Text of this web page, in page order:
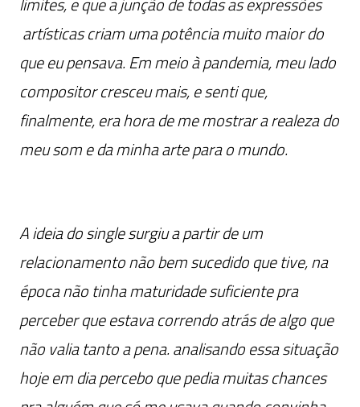
artísticas criam uma potência muito maior do
que eu pensava. Em meio à pandemia, meu lado
compositor cresceu mais, e senti que,
finalmente, era hora de me mostrar a realeza do
meu som e da minha arte para o mundo.
A ideia do single surgiu a partir de um
relacionamento não bem sucedido que tive, na
época não tinha maturidade suficiente pra
perceber que estava correndo atrás de algo que
não valia tanto a pena. analisando essa situação
hoje em dia percebo que pedia muitas chances